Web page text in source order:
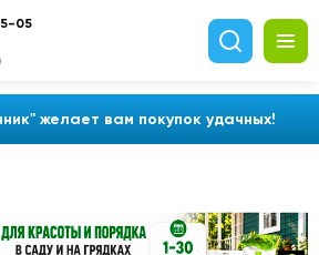
желает вам покупок удачных!
05